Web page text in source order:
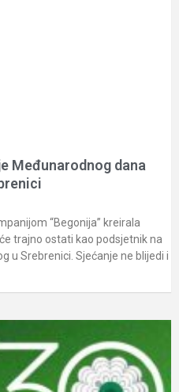
Međunarodnog dana
“Begonija” kreirala
trajno ostati kao podsjetnik na
u Srebrenici. Sjećanje ne blijedi i